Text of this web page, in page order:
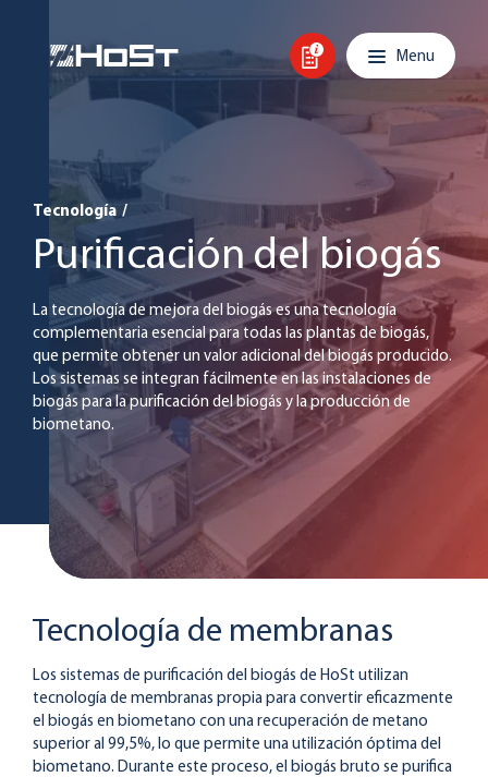
Main navigation
Menu
Tecnología /
Purificación del biogás
La tecnología de mejora del biogás es una tecnología
complementaria esencial para todas las plantas de biogás,
que permite obtener un valor adicional del biogás producido.
Los sistemas se integran fácilmente en las instalaciones de
biogás para la purificación del biogás y la producción de
biometano.
Tecnología de membranas
Los sistemas de purificación del biogás de HoSt utilizan
tecnología de membranas propia para convertir eficazmente
el biogás en biometano con una recuperación de metano
superior al 99,5%, lo que permite una utilización óptima del
biometano. Durante este proceso, el biogás bruto se purifica